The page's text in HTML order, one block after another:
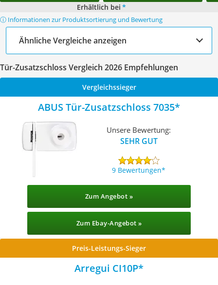
Erhältlich bei *
ⓘ Informationen zur Produktsortierung und Bewertung
Ähnliche Vergleiche anzeigen
Tür-Zusatzschloss Vergleich 2026 Empfehlungen
Vergleichssieger
ABUS Tür-Zusatzschloss 7035
Unsere Bewertung:
SEHR GUT
9 Bewertungen
Zum Angebot »
Zum Ebay-Angebot »
Preis-Leistungs-Sieger
Arregui CI10P